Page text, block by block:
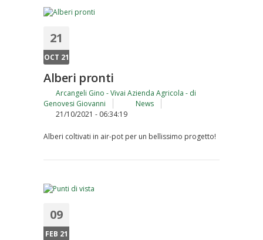
21
OCT 21
Alberi pronti
Arcangeli Gino - Vivai Azienda Agricola - di
Genovesi Giovanni
News
21/10/2021 - 06:34:19
Alberi coltivati in air-pot per un bellissimo progetto!
09
FEB 21